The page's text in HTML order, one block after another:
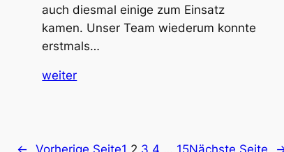
auch diesmal einige zum Einsatz
kamen. Unser Team wiederum konnte
erstmals…
weiter